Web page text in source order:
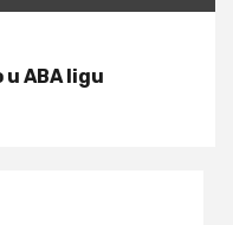
ABA ligu